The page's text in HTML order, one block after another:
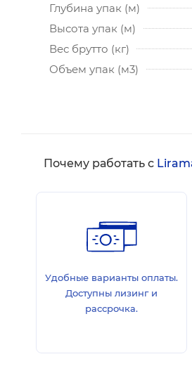
Глубина упак (м)
Высота упак (м)
Вес брутто (кг)
Объем упак (м3)
Почему работать с
Удобные варианты оплаты.
Доступны лизинг и
рассрочка.